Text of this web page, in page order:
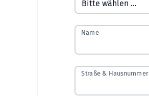
Name
Straße & Hausnummer